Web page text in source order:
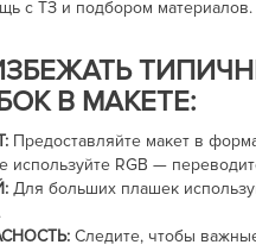
с ТЗ и подбором материалов.
В МАКЕТЕ:
Предоставляйте макет в
используйте RGB —
Для больших плашек
Следите, чтобы